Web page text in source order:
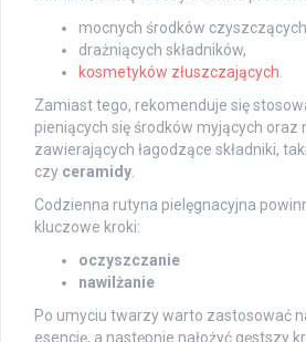
mocnych środków
drażniących składników,
kosmetyków złuszczających.
Zamiast tego, rekomenduje się
pieniących się środków myjących oraz
zawierających łagodzące składniki,
czy ceramidy.
Codzienna rutyna pielęgnacyjna
kluczowe kroki:
oczyszczanie
nawilżanie
Po umyciu twarzy warto zastosować
esencję, a następnie nałożyć gęstszy